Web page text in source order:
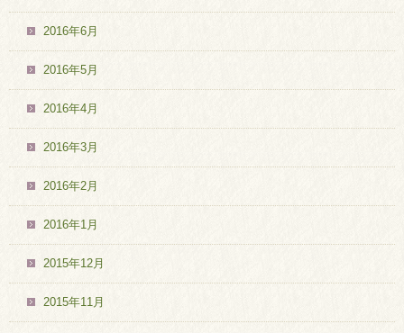
2016年6月
2016年5月
2016年4月
2016年3月
2016年2月
2016年1月
2015年12月
2015年11月